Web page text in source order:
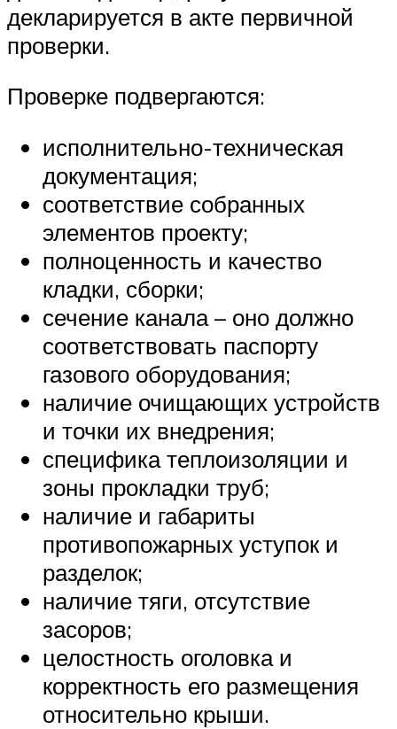
декларируется в акте первичной
проверки.
Проверке подвергаются:
исполнительно-техническая
документация;
соответствие собранных
элементов проекту;
полноценность и качество
кладки, сборки;
сечение канала – оно должно
соответствовать паспорту
газового оборудования;
наличие очищающих устройств
и точки их внедрения;
специфика теплоизоляции и
зоны прокладки труб;
наличие и габариты
противопожарных уступок и
разделок;
наличие тяги, отсутствие
засоров;
целостность оголовка и
корректность его размещения
относительно крыши.